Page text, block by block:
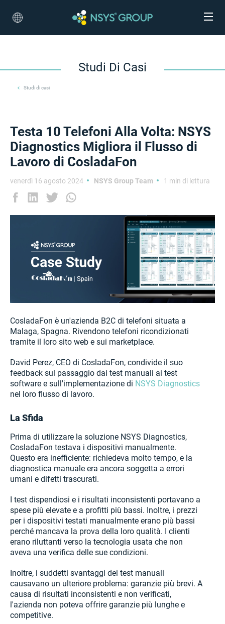
Studi Di Casi
Studi di casi
Testa 10 Telefoni Alla Volta: NSYS
Diagnostics Migliora il Flusso di
Lavoro di CosladaFon
venerdì 16 agosto 2024 NSYS Group Team 1 min di lettura
CosladaFon è un'azienda B2C di telefoni situata a
Malaga, Spagna. Rivendono telefoni ricondizionati
tramite il loro sito web e sui marketplace.
David Perez, CEO di CosladaFon, condivide il suo
feedback sul passaggio dai test manuali ai test
software e sull'implementazione di NSYS Diagnostics
nel loro flusso di lavoro.
La Sfida
Prima di utilizzare la soluzione NSYS Diagnostics,
CosladaFon testava i dispositivi manualmente.
Questo era inefficiente: richiedeva molto tempo, e la
diagnostica manuale era ancora soggetta a errori
umani e difetti trascurati.
I test dispendiosi e i risultati inconsistenti portavano a
spese più elevate e a profitti più bassi. Inoltre, i prezzi
per i dispositivi testati manualmente erano più bassi
perché mancava la prova della loro qualità. I clienti
erano riluttanti verso la tecnologia usata che non
aveva una verifica delle sue condizioni.
Inoltre, i suddetti svantaggi dei test manuali
causavano un ulteriore problema: garanzie più brevi. A
causa di risultati inconsistenti e non verificati,
l'azienda non poteva offrire garanzie più lunghe e
competitive.